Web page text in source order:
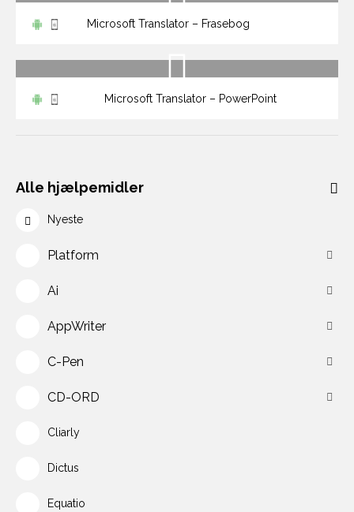
Microsoft Translator – Frasebog
Microsoft Translator – PowerPoint
Alle hjælpemidler
Nyeste
Platform
Ai
AppWriter
C-Pen
CD-ORD
Cliarly
Dictus
Equatio